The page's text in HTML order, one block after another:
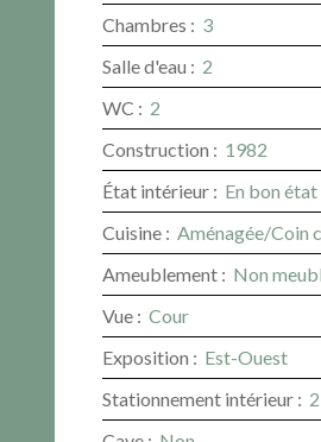
Chambres : 3
Salle d'eau : 2
WC : 2
Construction : 1982
État intérieur : En bon état
Cuisine : Aménagée/Coin
Ameublement : Non
Vue : Cour
Exposition : Est-Ouest
Stationnement intérieur : 2